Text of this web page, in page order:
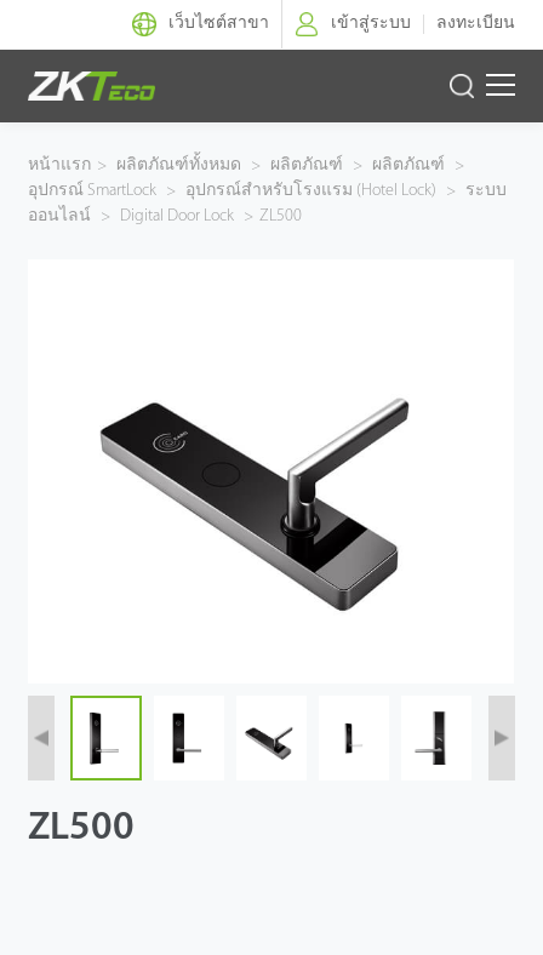
เว็บไซต์สาขา เข้าสู่ระบบ ลงทะเบียน
ผลิตภัณฑ์
โซลูชั่นของเรา
ฝ่ายสนับสนุน
หน้าแรก > ผลิตภัณฑ์ทั้งหมด > ผลิตภัณฑ์ > ผลิตภัณฑ์
>
อุปกรณ์ SmartLock > อุปกรณ์สำหรับโรงแรม (Hotel Lock) >
ระบบ
ออนไลน์
> Digital Door Lock > ZL500
ZL500